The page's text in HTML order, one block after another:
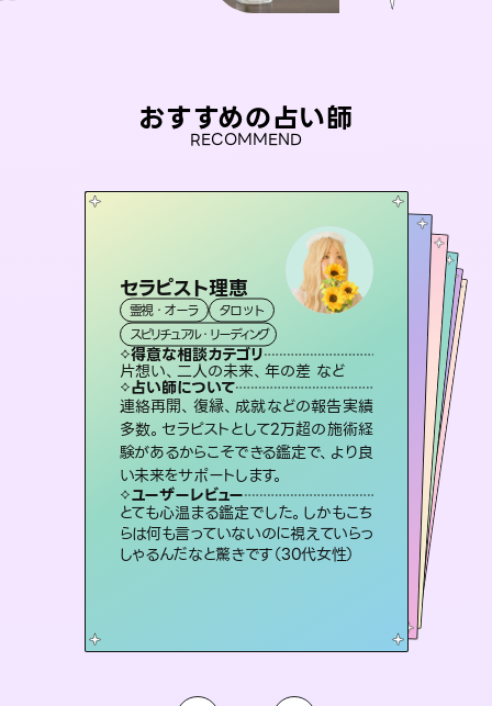
おすすめの占い師
RECOMMEND
セラピスト理恵
霊視・オーラ
タロット
スピリチュアル・リーディング
得意な相談カテゴリ
片想い、二人の未来、年の差 など
占い師について
連絡再開、復縁、成就などの報告実績
多数。セラピストとして2万超の施術経
験があるからこそできる鑑定で、より良
い未来をサポートします。
ユーザーレビュー
とても心温まる鑑定でした。しかもこち
らは何も言っていないのに視えていらっ
しゃるんだなと驚きです（30代女性）
未来視師＊花
霊視・オーラ 心理学
スピリチュアル・リーディング
得意な相談カテゴリ
出逢い、片想い、復縁 など
占い師について
未来には何パターンもの選択肢があり
ます。不安で視えにくくなっているあな
たの素敵な未来を見つけ、その未来を
選択できるようアドバイスします。
ユーザーレビュー
職場の人の性質や人間関係、本心など
本当によく視えていてびっくり。対策が
打てて前向きになれます（40代）
桃源珠羽（とうげんみう）
霊視・オーラ
スピリチュアル・リーディング
得意な相談カテゴリ
片想い、あの人の気持ち、復縁 など
占い師について
恋愛のお悩みの中でも特に「曖昧な関
係」の相談を得意としており、友達以上
恋人未満なお相手との今後や本音を丁
寧に読み解き恋愛成就へと導きます。
ユーザーレビュー
鑑定していただいてアドバイス通りに行
動すると仲が復活してきました。ありが
とうございました（40代 女性）
彗望（すいぼう
霊視・オーラ
スピリチュアル・リーディング
得意な相談カテゴリ
片想い、あの人の気持ち、復縁 など
占い師について
3,700年以上の歴史を持つ東洋最古の占術「易占」で詳細まで占い、幸せへ向かう道筋を示します。厳しい結果にも具体的な対策をお伝えします。
ユーザーレビュー
複雑な背景もしっかり聞いて鑑定して
いただけました。気持ちが楽になりまし
た（50代 女性）
アイリス -iris-
西洋占星術
ルーン
得意な相談カテゴリ
恋愛総合、片想い、二人の未来 など
占い師について
復縁、恋愛、不倫の行方、同性愛や片
思い、仕事関係や借金問題まで知りた
いことや心の負担になっていることを
紐解き、背中をそっと押して導きます。
ユーザーレビュー
安心感のあり、言い切ってくれる所や濁
さない鑑定のおかげで、毎回自分の気
持ちを整えられます（30代 男性）
おう 霊感オラクル
霊視・オーラ
オラクルカード
得意な相談カテゴリ
恋愛総合、あの人の気持ち など
占い師について
霊視×オラクルカードを使って「今」と
「未来」そして「気になるあの人の気持
ち」まで丁寧に読み解き、恋や人生のヒ
ントを優しく引き出します。
ユーザーレビュー
不安な気持ちが嘘みたいに晴れまし
た…！よく視えていらっしゃるんだなと
感じました（40代 女性）